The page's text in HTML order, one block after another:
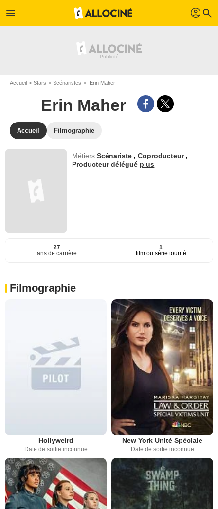
menu profil search
Accueil Stars Scénaristes Erin Maher
Erin Maher
Accueil Filmographie
MétiersScénariste ,Coproducteur ,
Producteur délégué plus
27
ans de carrière
1
film ou série tourné
Filmographie
Hollyweird
Date de sortie inconnue
New York Unité Spéciale
Date de sortie inconnue